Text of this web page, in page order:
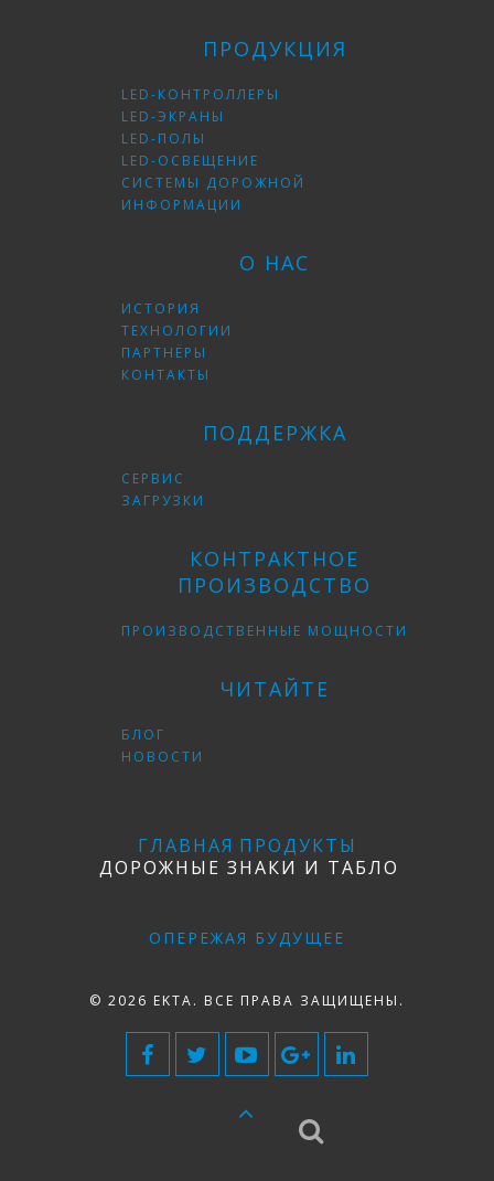
ПРОДУКЦИЯ
LED-КОНТРОЛЛЕРЫ
LED-ЭКРАНЫ
LED-ПОЛЫ
LED-ОСВЕЩЕНИЕ
СИСТЕМЫ ДОРОЖНОЙ
ИНФОРМАЦИИ
О НАС
ИСТОРИЯ
ТЕХНОЛОГИИ
ПАРТНЁРЫ
КОНТАКТЫ
ПОДДЕРЖКА
СЕРВИС
ЗАГРУЗКИ
КОНТРАКТНОЕ
ПРОИЗВОДСТВО
ПРОИЗВОДСТВЕННЫЕ МОЩНОСТИ
ЧИТАЙТЕ
БЛОГ
НОВОСТИ
ГЛАВНАЯ ПРОДУКТЫ
ДОРОЖНЫЕ ЗНАКИ И ТАБЛО
ОПЕРЕЖАЯ БУДУЩЕЕ
© 2026 EKTA. ВСЕ ПРАВА ЗАЩИЩЕНЫ.